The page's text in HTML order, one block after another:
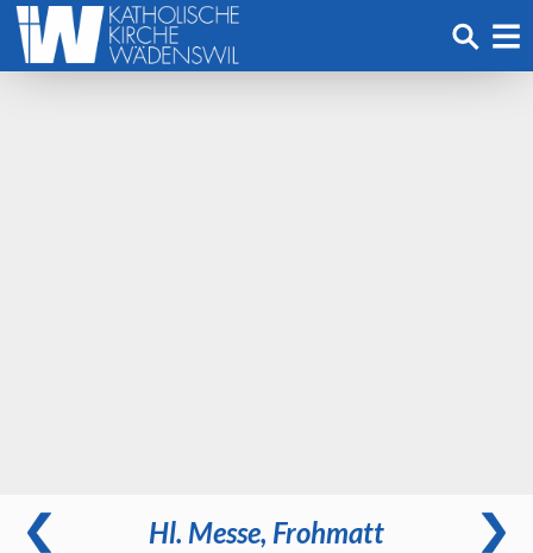
Hl. Messe, Frohmatt